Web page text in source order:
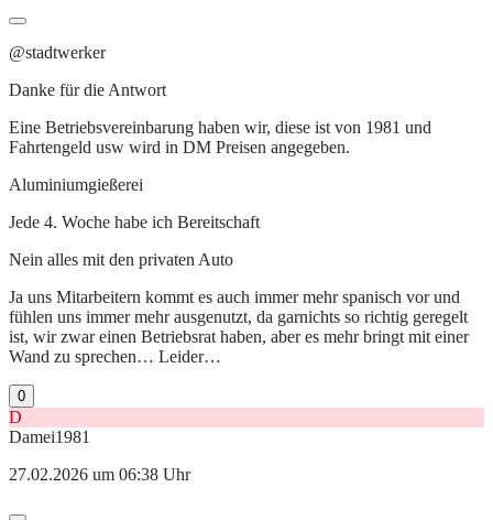
@stadtwerker
Danke für die Antwort
Eine Betriebsvereinbarung haben wir, diese ist von 1981 und
Fahrtengeld usw wird in DM Preisen angegeben.
Aluminiumgießerei
Jede 4. Woche habe ich Bereitschaft
Nein alles mit den privaten Auto
Ja uns Mitarbeitern kommt es auch immer mehr spanisch vor und
fühlen uns immer mehr ausgenutzt, da garnichts so richtig geregelt
ist, wir zwar einen Betriebsrat haben, aber es mehr bringt mit einer
Wand zu sprechen… Leider…
0
D
Damei1981
27.02.2026 um 06:38 Uhr